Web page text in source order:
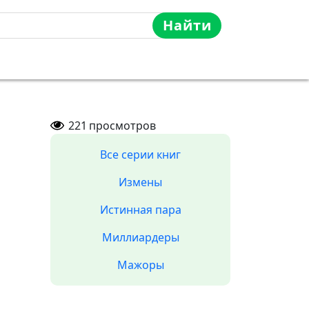
Найти
221 просмотров
Все серии книг
Измены
Истинная пара
Миллиардеры
Мажоры